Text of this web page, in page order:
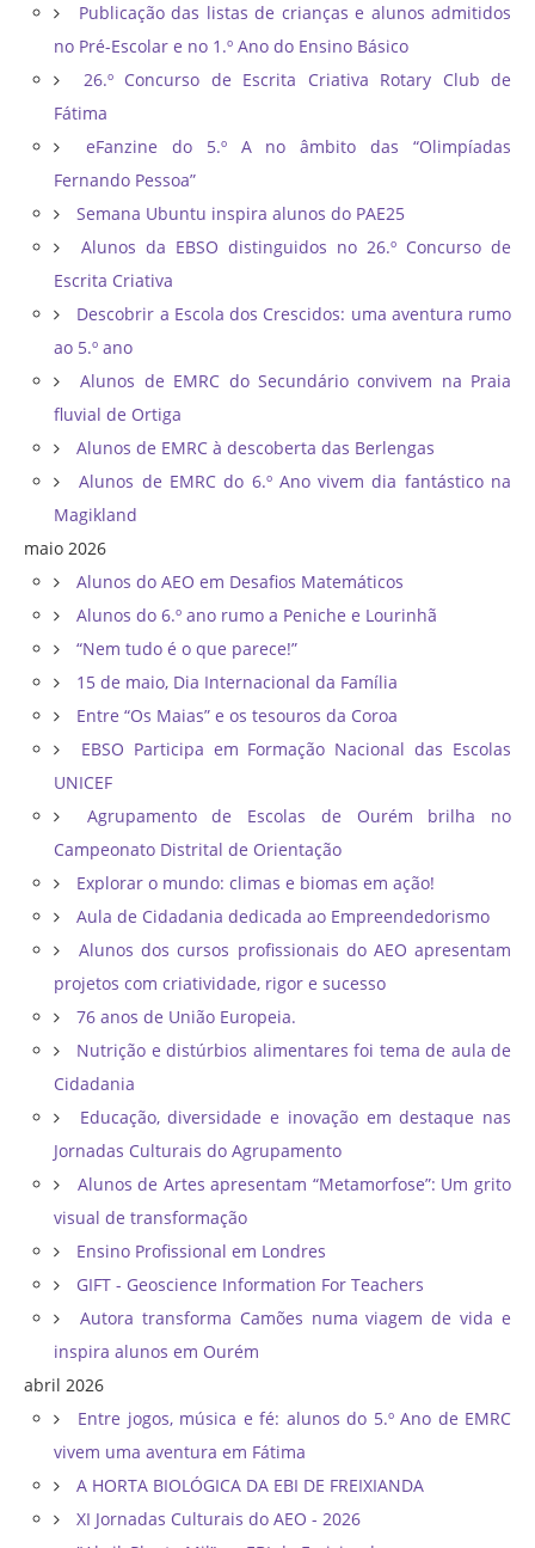
Publicação das listas de crianças e alunos admitidos
no Pré-Escolar e no 1.º Ano do Ensino Básico
26.º Concurso de Escrita Criativa Rotary Club de
Fátima
eFanzine do 5.º A no âmbito das “Olimpíadas
Fernando Pessoa”
Semana Ubuntu inspira alunos do PAE25
Alunos da EBSO distinguidos no 26.º Concurso de
Escrita Criativa
Descobrir a Escola dos Crescidos: uma aventura rumo
ao 5.º ano
Alunos de EMRC do Secundário convivem na Praia
fluvial de Ortiga
Alunos de EMRC à descoberta das Berlengas
Alunos de EMRC do 6.º Ano vivem dia fantástico na
Magikland
maio 2026
Alunos do AEO em Desafios Matemáticos
Alunos do 6.º ano rumo a Peniche e Lourinhã
“Nem tudo é o que parece!”
15 de maio, Dia Internacional da Família
Entre “Os Maias” e os tesouros da Coroa
EBSO Participa em Formação Nacional das Escolas
UNICEF
Agrupamento de Escolas de Ourém brilha no
Campeonato Distrital de Orientação ​
Explorar o mundo: climas e biomas em ação!
Aula de Cidadania dedicada ao Empreendedorismo
Alunos dos cursos profissionais do AEO apresentam
projetos com criatividade, rigor e sucesso
76 anos de União Europeia.
Nutrição e distúrbios alimentares foi tema de aula de
Cidadania
Educação, diversidade e inovação em destaque nas
Jornadas Culturais do Agrupamento
Alunos de Artes apresentam “Metamorfose”: Um grito
visual de transformação
Ensino Profissional em Londres
GIFT - Geoscience Information For Teachers
Autora transforma Camões numa viagem de vida e
inspira alunos em Ourém
abril 2026
Entre jogos, música e fé: alunos do 5.º Ano de EMRC
vivem uma aventura em Fátima
A HORTA BIOLÓGICA DA EBI DE FREIXIANDA
XI Jornadas Culturais do AEO - 2026